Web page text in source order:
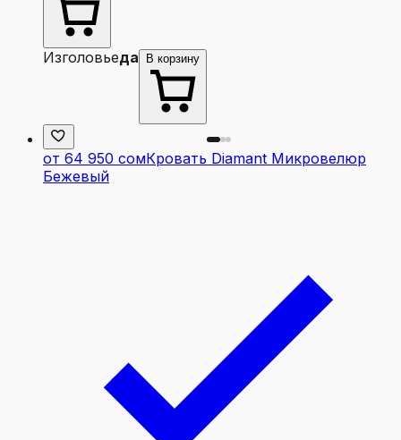
Изголовьеда В корзину
от 64 950 сомКровать Diamant Микровелюр
Бежевый